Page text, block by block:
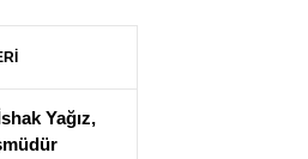
Yağız,